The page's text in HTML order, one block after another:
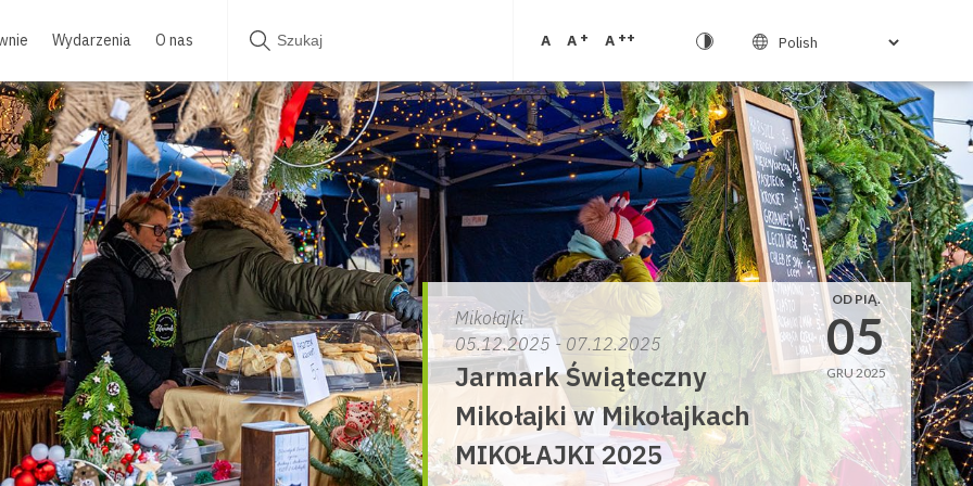
Wydarzenia O nas A A + A ++
Mikołajki
05.12.2025 - 07.12.2025
Jarmark Świąteczny
Mikołajki w Mikołajkach
MIKOŁAJKI 2025
OD PIĄ.
05
GRU 2025